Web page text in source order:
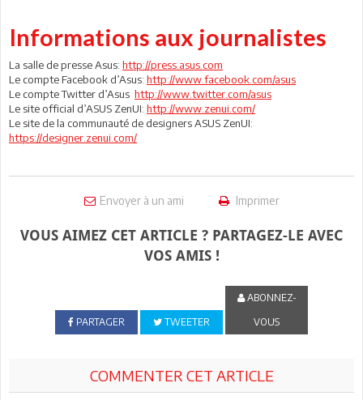
Informations aux journalistes
La salle de presse Asus: http://press.asus.com
Le compte Facebook d’Asus: http://www.facebook.com/asus
Le compte Twitter d’Asus http://www.twitter.com/asus
Le site official d’ASUS ZenUI: http://www.zenui.com/
Le site de la communauté de designers ASUS ZenUI:
https://designer.zenui.com/
Envoyer à un ami Imprimer
VOUS AIMEZ CET ARTICLE ? PARTAGEZ-LE AVEC
VOS AMIS !
PARTAGER TWEETER
ABONNEZ-
VOUS
COMMENTER CET ARTICLE